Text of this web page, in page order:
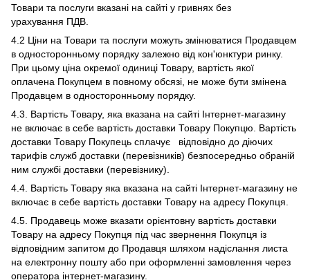
Товари та послуги вказані на сайті у гривнях без
урахування ПДВ.
4.2 Ціни на Товари та послуги можуть змінюватися Продавцем
в односторонньому порядку залежно від кон'юнктури ринку.
При цьому ціна окремої одиниці Товару, вартість якої
оплачена Покупцем в повному обсязі, не може бути змінена
Продавцем в односторонньому порядку.
4.3. Вартість Товару, яка вказана на сайті Інтернет-магазину
не включає в себе вартість доставки Товару Покупцю. Вартість
доставки Товару Покупець сплачує відповідно до діючих
тарифів служб доставки (перевізників) безпосередньо обраній
ним службі доставки (перевізнику).
4.4. Вартість Товару яка вказана на сайті Інтернет-магазину не
включає в себе вартість доставки Товару на адресу Покупця.
4.5. Продавець може вказати орієнтовну вартість доставки
Товару на адресу Покупця під час звернення Покупця із
відповідним запитом до Продавця шляхом надіслання листа
на електронну пошту або при оформленні замовлення через
оператора інтернет-магазину.